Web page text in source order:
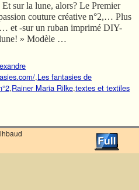
sur la lune, alors? Le Premier
couture créative n°2,… Plus
et -sur un ruban imprimé DIY-
lune! » Modèle …
,Les fantasies de
,Rainer Maria Rilke,textes et textiles